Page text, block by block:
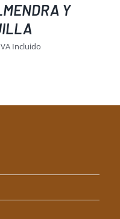
Y
Incluido